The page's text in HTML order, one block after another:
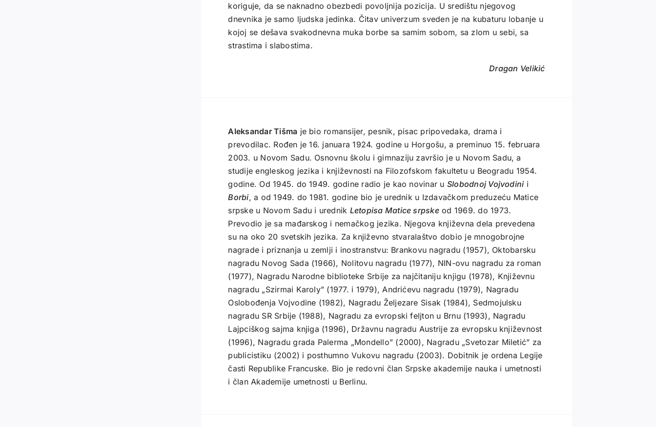
koriguje, da se naknadno obezbedi povoljnija pozicija. U središtu njegovog
dnevnika je samo ljudska jedinka. Čitav univerzum sveden je na kubaturu lobanje u
kojoj se dešava svakodnevna muka borbe sa samim sobom, sa zlom u sebi, sa
strastima i slabostima.
Dragan Velikić
Aleksandar Tišma je bio romansijer, pesnik, pisac pripovedaka, drama i
prevodilac. Rođen je 16. januara 1924. godine u Horgošu, a preminuo 15. februara
2003. u Novom Sadu. Osnovnu školu i gimnaziju završio je u Novom Sadu, a
studije engleskog jezika i književnosti na Filozofskom fakultetu u Beogradu 1954.
godine. Od 1945. do 1949. godine radio je kao novinar u Slobodnoj Vojvodinii
Borbi, a od 1949. do 1981. godine bio je urednik u Izdavačkom preduzeću Matice
srpske u Novom Sadu i urednik Letopisa Matice srpskeod 1969. do 1973.
Prevodio je sa mađarskog i nemačkog jezika. Njegova književna dela prevedena
su na oko 20 svetskih jezika. Za književno stvaralaštvo dobio je mnogobrojne
nagrade i priznanja u zemlji i inostranstvu: Brankovu nagradu (1957), Oktobarsku
nagradu Novog Sada (1966), Nolitovu nagradu (1977), NIN-ovu nagradu za roman
(1977), Nagradu Narodne biblioteke Srbije za najčitaniju knjigu (1978), Književnu
nagradu „Szirmai Karoly” (1977. i 1979), Andrićevu nagradu (1979), Nagradu
Oslobođenja Vojvodine (1982), Nagradu Željezare Sisak (1984), Sedmojulsku
nagradu SR Srbije (1988), Nagradu za evropski feljton u Brnu (1993), Nagradu
Lajpciškog sajma knjiga (1996), Državnu nagradu Austrije za evropsku književnost
(1996), Nagradu grada Palerma „Mondello” (2000), Nagradu „Svetozar Miletić” za
publicistiku (2002) i posthumno Vukovu nagradu (2003). Dobitnik je ordena Legije
časti Republike Francuske. Bio je redovni član Srpske akademije nauka i umetnosti
i član Akademije umetnosti u Berlinu.